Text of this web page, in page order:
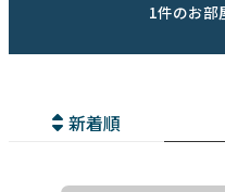
1件のお部
新着順